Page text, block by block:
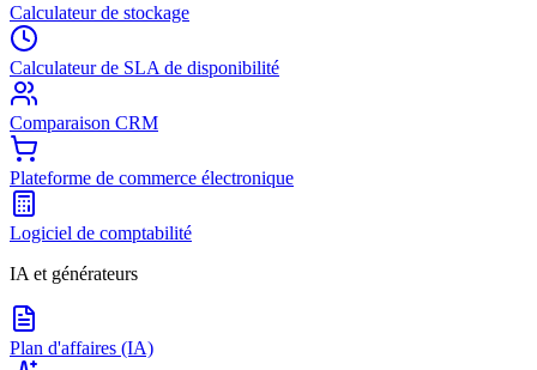
Calculateur de stockage
Calculateur de SLA de disponibilité
Comparaison CRM
Plateforme de commerce électronique
Logiciel de comptabilité
IA et générateurs
Plan d'affaires (IA)